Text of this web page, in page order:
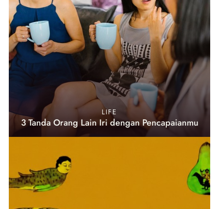
LIFE
3 Tanda Orang Lain Iri dengan Pencapaianmu